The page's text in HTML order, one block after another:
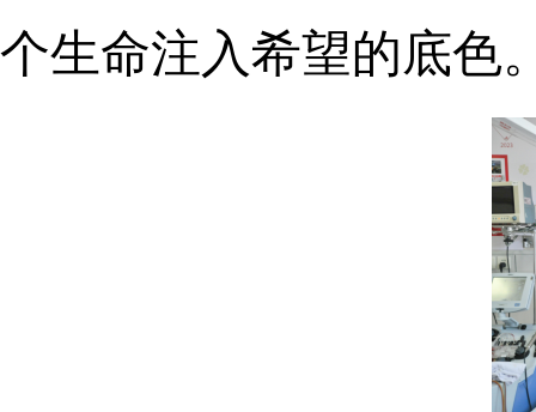
个生命注入希望的底色